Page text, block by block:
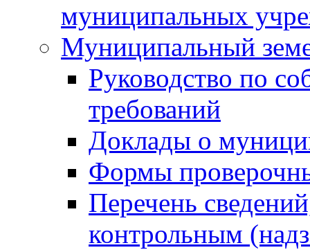
муниципальных
Муниципальный
Руководство по
требований
Доклады о
Формы
Перечень
контрольным